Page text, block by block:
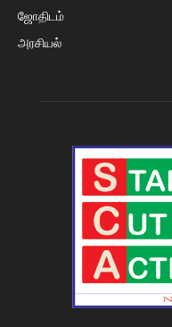
ஜோதிடம்
அரசியல்